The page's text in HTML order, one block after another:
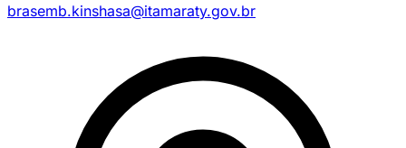
brasemb.kinshasa@itamaraty.gov.br